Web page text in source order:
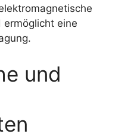
ermöglicht eine
und